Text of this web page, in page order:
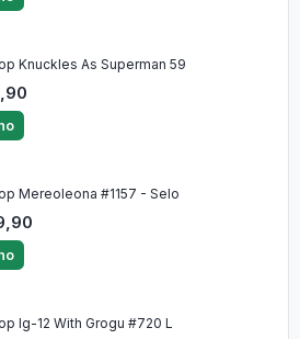
Knuckles As Superman 59
Mereoleona #1157 - Selo
Ig-12 With Grogu #720 L